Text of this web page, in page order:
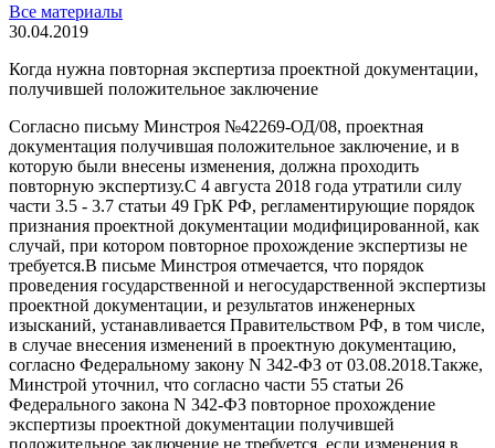
Все материалы
30.04.2019
Когда нужна повторная экспертиза проектной документации,
получившей положительное заключение
Согласно письму Минстроя №42269-ОД/08, проектная
документация получившая положительное заключение, и в
которую были внесены изменения, должна проходить
повторную экспертизу.С 4 августа 2018 года утратили силу
части 3.5 - 3.7 статьи 49 ГрК РФ, регламентирующие порядок
признания проектной документации модифицированной, как
случай, при котором повторное прохождение экспертизы не
требуется.В письме Минстроя отмечается, что порядок
проведения государственной и негосударственной экспертизы
проектной документации, и результатов инженерных
изысканий, устанавливается Правительством РФ, в том числе,
в случае внесения изменений в проектную документацию,
согласно Федеральному закону N 342-ФЗ от 03.08.2018.Также,
Минстрой уточнил, что согласно части 55 статьи 26
Федерального закона N 342-ФЗ повторное прохождение
экспертизы проектной документации получившей
положительное заключение не требуется, если изменения в